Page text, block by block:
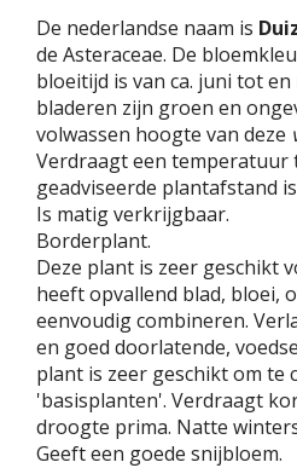
De nederlandse naam is
de Asteraceae. De
bloeitijd is van ca. juni tot
bladeren zijn groen en
volwassen hoogte van deze
Verdraagt een temperatuur
geadviseerde plantafstand
Is matig verkrijgbaar.
Borderplant.
Deze plant is zeer geschikt
heeft opvallend blad, bloei,
eenvoudig combineren.
en goed doorlatende,
plant is zeer geschikt om te
'basisplanten'. Verdraagt
droogte prima. Natte
Geeft een goede snijbloem.